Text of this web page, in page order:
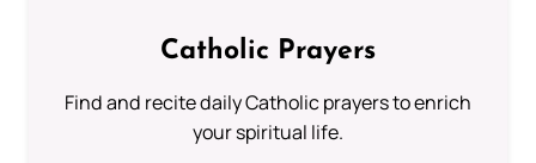
Catholic Prayers
Find and recite daily Catholic prayers to enrich
your spiritual life.